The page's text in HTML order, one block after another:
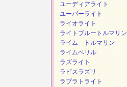
ユーディアライト
ユーパーライト
ライオライト
ライトブルートルマリン
ライム トルマリン
ライムベリル
ラズライト
ラピスラズリ
ラブラトライト